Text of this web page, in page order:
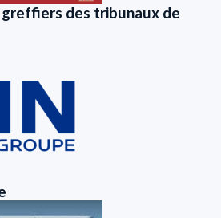
des tribunaux de